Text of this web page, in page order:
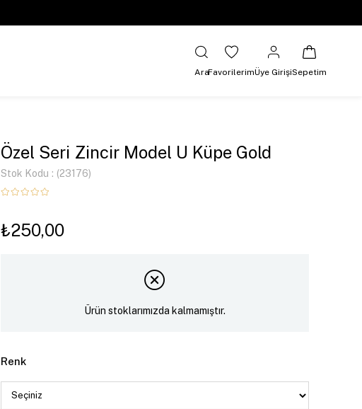
AraFavorilerimÜye GirişiSepetim
Özel Seri Zincir Model U Küpe Gold
Stok Kodu (23176)
₺250,00
Ürün stoklarımızda kalmamıştır.
Renk